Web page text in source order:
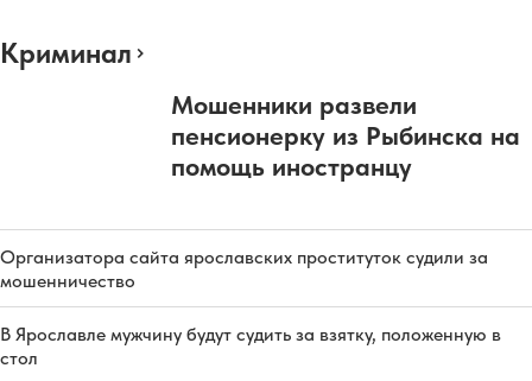
Криминал
Мошенники развели
пенсионерку из Рыбинска на
помощь иностранцу
Организатора сайта ярославских проституток судили за
мошенничество
В Ярославле мужчину будут судить за взятку, положенную в
стол